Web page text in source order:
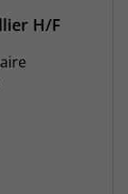
H/F